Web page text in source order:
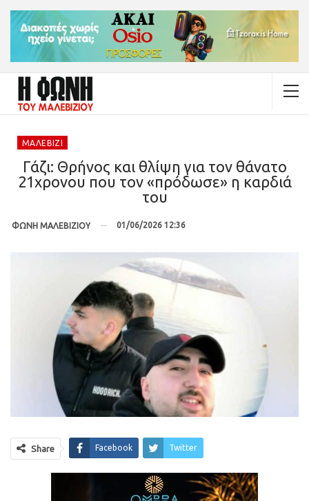
ΜΑΛΕΒΊΖΙ
Γάζι: Θρήνος και θλίψη για τον θάνατο
21χρονου που τον «πρόδωσε» η καρδιά
του
ΦΩΝΗ ΜΑΛΕΒΙΖΙΟΥ 01/06/2026 12:36
Share Facebook Twitter